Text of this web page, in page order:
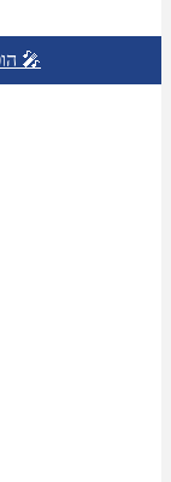
הופעות חיות בחו"ל 🎤